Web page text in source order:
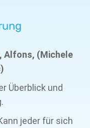
Alfons, (Michele
Überblick und
jeder für sich